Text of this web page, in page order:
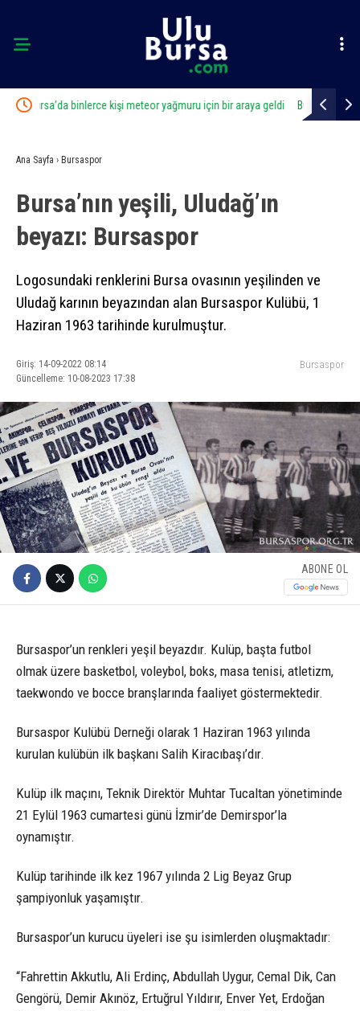
geldi Bursa’da huzur uygulaması: 21 aranan şahıs yakalandı,
Ana Sayfa › Bursaspor
Bursa’nın yeşili, Uludağ’ın
beyazı: Bursaspor
Logosundaki renklerini Bursa ovasının yeşilinden ve
Uludağ karının beyazından alan Bursaspor Kulübü, 1
Haziran 1963 tarihinde kurulmuştur.
Giriş: 14-09-2022 08:14
Güncelleme: 10-08-2023 17:38
Bursaspor
ABONE OL
Bursaspor’un renkleri yeşil beyazdır. Kulüp, başta futbol
olmak üzere basketbol, voleybol, boks, masa tenisi, atletizm,
taekwondo ve bocce branşlarında faaliyet göstermektedir.
Bursaspor Kulübü Derneği olarak 1 Haziran 1963 yılında
kurulan kulübün ilk başkanı Salih Kiracıbaşı’dır.
Kulüp ilk maçını, Teknik Direktör Muhtar Tucaltan yönetiminde
21 Eylül 1963 cumartesi günü İzmir’de Demirspor’la
oynamıştır.
Kulüp tarihinde ilk kez 1967 yılında 2 Lig Beyaz Grup
şampiyonluk yaşamıştır.
Bursaspor’un kurucu üyeleri ise şu isimlerden oluşmaktadır:
“Fahrettin Akkutlu, Ali Erdinç, Abdullah Uygur, Cemal Dik, Can
Gengörü, Demir Akınöz, Ertuğrul Yıldırır, Enver Yet, Erdoğan